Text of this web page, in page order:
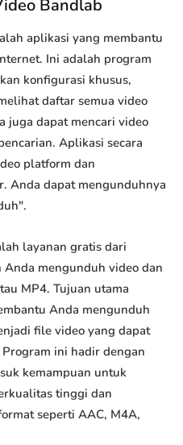
Bandlab
aplikasi yang membantu
Ini adalah program
konfigurasi khusus,
daftar semua video
juga dapat mencari video
Aplikasi secara
platform dan
Anda dapat mengunduhnya
layanan gratis dari
mengunduh video dan
MP4. Tujuan utama
Anda mengunduh
file video yang dapat
ini hadir dengan
kemampuan untuk
tinggi dan
seperti AAC, M4A,